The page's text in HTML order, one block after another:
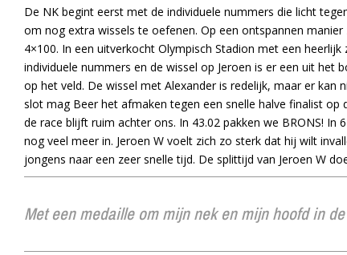
De NK begint eerst met de individuele nummers die licht
om nog extra wissels te oefenen. Op een ontspannen
4×100. In een uitverkocht Olympisch Stadion met een
individuele nummers en de wissel op Jeroen is er een uit
op het veld. De wissel met Alexander is redelijk, maar er
slot mag Beer het afmaken tegen een snelle halve finalist
de race blijft ruim achter ons. In 43.02 pakken we BRONS!
nog veel meer in. Jeroen W voelt zich zo sterk dat hij wilt
jongens naar een zeer snelle tijd. De splittijd van Jeroen W
Met een medaille om mijn nek en mijn hoofd in